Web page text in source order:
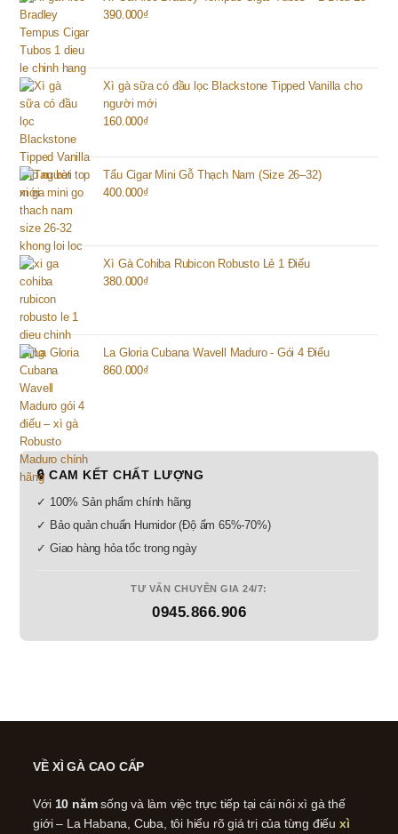
390.000₫
Xì gà sữa có đầu lọc Blackstone Tipped Vanilla cho
người mới
160.000₫
Tẩu Cigar Mini Gỗ Thạch Nam (Size 26–32)
400.000₫
Xì Gà Cohiba Rubicon Robusto Lẻ 1 Điếu
380.000₫
La Gloria Cubana Wavell Maduro - Gói 4 Điếu
860.000₫
🔒 CAM KẾT CHẤT LƯỢNG
✓ 100% Sản phẩm chính hãng
✓ Bảo quản chuẩn Humidor (Độ ẩm 65%-70%)
✓ Giao hàng hỏa tốc trong ngày
TƯ VẤN CHUYÊN GIA 24/7:
0945.866.906
VỀ XÌ GÀ CAO CẤP
Với 10 nămsống và làm việc trực tiếp tại cái nôi xì gà thế
giới – La Habana, Cuba, tôi hiểu rõ giá trị của từng điếu xì